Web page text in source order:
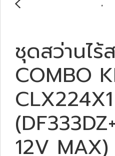
ชุดสว่านไร้
COMBO
CLX224X1
12V MAX)